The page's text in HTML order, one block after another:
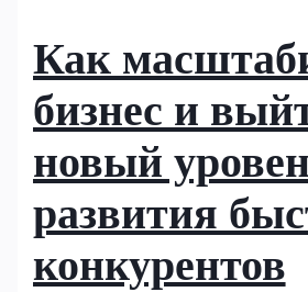
Как
бизнес и
новый
развития
конкурентов